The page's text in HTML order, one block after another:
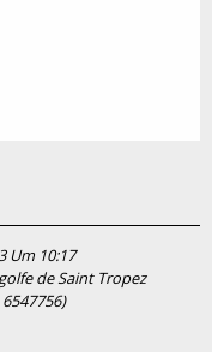
Um 10:17
de Saint Tropez
6547756)